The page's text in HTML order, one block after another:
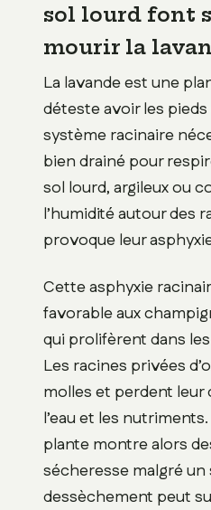
sol lourd font
mourir la
La lavande est une
déteste avoir les pieds
système racinaire
bien drainé pour
sol lourd, argileux ou
l’humidité autour des
provoque leur
Cette asphyxie
favorable aux
qui prolifèrent dans
Les racines privées
molles et perdent leur
l’eau et les
plante montre alors
sécheresse malgré un
dessèchement peut